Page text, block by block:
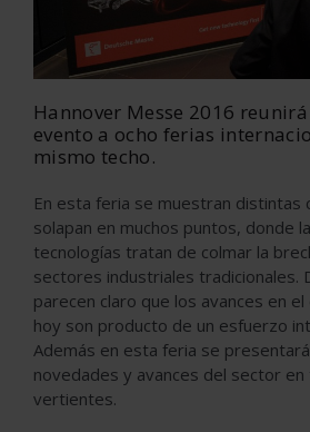
Hannover Messe 2016
evento a ocho ferias
mismo techo.
En esta feria se muestran distintas
solapan en muchos puntos, donde
tecnologías tratan de colmar la
sectores industriales tradicionales.
parecen claro que los avances en
hoy son producto de un esfuerzo
Además en esta feria se
novedades y avances del sector
vertientes.